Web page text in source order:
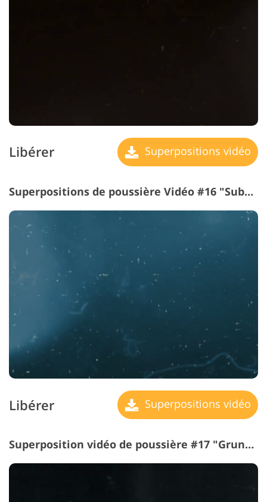
Libérer Superpositions vidéo
Superpositions de poussière Vidéo #16 "Submerged"
Libérer Superpositions vidéo
Superposition vidéo de poussière #17 "Grunge"